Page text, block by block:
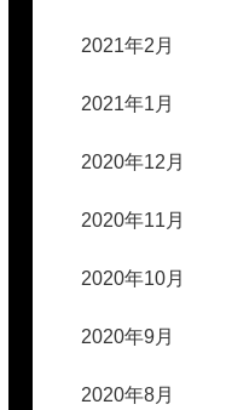
2021年2月
2021年1月
2020年12月
2020年11月
2020年10月
2020年9月
2020年8月